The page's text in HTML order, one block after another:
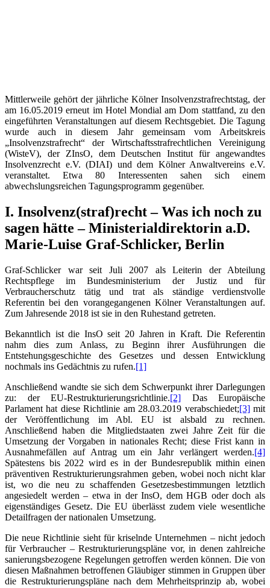
Mittlerweile gehört der jährliche Kölner Insolvenzstrafrechtstag, der
am 16.05.2019 erneut im Hotel Mondial am Dom stattfand, zu den
eingeführten Veranstaltungen auf diesem Rechtsgebiet. Die Tagung
wurde auch in diesem Jahr gemeinsam vom Arbeitskreis
„Insolvenzstrafrecht“ der Wirtschaftsstrafrechtlichen Vereinigung
(WisteV), der ZInsO, dem Deutschen Institut für angewandtes
Insolvenzrecht e.V. (DIAI) und dem Kölner Anwaltvereins e.V.
veranstaltet. Etwa 80 Interessenten sahen sich einem
abwechslungsreichen Tagungsprogramm gegenüber.
I. Insolvenz(straf)recht – Was ich noch zu
sagen hätte – Ministerialdirektorin a.D.
Marie-Luise Graf-Schlicker, Berlin
Graf-Schlicker war seit Juli 2007 als Leiterin der Abteilung
Rechtspflege im Bundesministerium der Justiz und für
Verbraucherschutz tätig und trat als ständige verdienstvolle
Referentin bei den vorangegangenen Kölner Veranstaltungen auf.
Zum Jahresende 2018 ist sie in den Ruhestand getreten.
Bekanntlich ist die InsO seit 20 Jahren in Kraft. Die Referentin
nahm dies zum Anlass, zu Beginn ihrer Ausführungen die
Entstehungsgeschichte des Gesetzes und dessen Entwicklung
nochmals ins Gedächtnis zu rufen.[1]
Anschließend wandte sie sich dem Schwerpunkt ihrer Darlegungen
zu: der EU-Restrukturierungsrichtlinie.[2] Das Europäische
Parlament hat diese Richtlinie am 28.03.2019 verabschiedet;[3]mit
der Veröffentlichung im Abl. EU ist alsbald zu rechnen.
Anschließend haben die Mitgliedstaaten zwei Jahre Zeit für die
Umsetzung der Vorgaben in nationales Recht; diese Frist kann in
Ausnahmefällen auf Antrag um ein Jahr verlängert werden.[4]
Spätestens bis 2022 wird es in der Bundesrepublik mithin einen
präventiven Restrukturierungsrahmen geben, wobei noch nicht klar
ist, wo die neu zu schaffenden Gesetzesbestimmungen letztlich
angesiedelt werden – etwa in der InsO, dem HGB oder doch als
eigenständiges Gesetz. Die EU überlässt zudem viele wesentliche
Detailfragen der nationalen Umsetzung.
Die neue Richtlinie sieht für kriselnde Unternehmen – nicht jedoch
für Verbraucher – Restrukturierungspläne vor, in denen zahlreiche
sanierungsbezogene Regelungen getroffen werden können. Die von
diesen Maßnahmen betroffenen Gläubiger stimmen in Gruppen über
die Restrukturierungspläne nach dem Mehrheitsprinzip ab, wobei